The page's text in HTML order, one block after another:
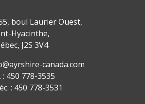
boul Laurier Ouest,
Hyacinthe,
J2S 3V4
canada.com
: 450 778-3535
: 450 778-3531